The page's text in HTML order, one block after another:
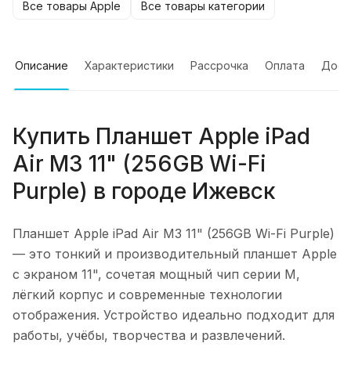
Все товары Apple Все товары категории
Описание Характеристики Рассрочка Оплата
Купить Планшет Apple iPad
Air M3 11" (256GB Wi-Fi
Purple) в городе Ижевск
Планшет Apple iPad Air M3 11" (256GB Wi-Fi Purple)
— это тонкий и производительный планшет Apple
с экраном 11", сочетая мощный чип серии M,
лёгкий корпус и современные технологии
отображения. Устройство идеально подходит для
работы, учёбы, творчества и развлечений.